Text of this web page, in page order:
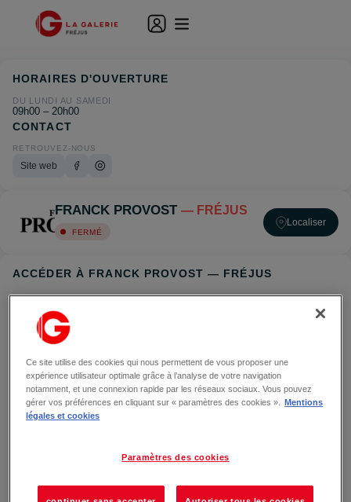
FRANCK PROVOST — FRÉJUS
FERMÉ
Localiser
ACCÉDER À FRANCK PROVOST — FRÉJUS
HORAIRES D'OUVERTURE
DU LUNDI AU SAMEDI
09h00 – 20h00
CONTACT
RETROUVEZ-NOUS
Site web
Ce site utilise des cookies qui nous permettent de vous proposer une
expérience utilisateur optimale grâce à l’analyse de votre navigation
notamment, et une connexion rapide par les réseaux sociaux. Vous pouvez
gérer vos préférences en cliquant sur « paramètres des cookies ».
Mentions
légales et cookies
Paramètres des cookies